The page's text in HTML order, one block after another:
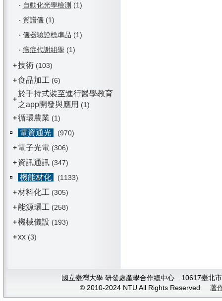
‧ 自動化光學檢測 (1)
‧ 質譜儀(1)
‧ 儀器驗證標準品 (1)
‧ 癌症代謝組學(1)
+技術(103)
+食品加工 (6)
+
於手持式裝至進行醫學教育
之app開發與應用 (1)
+循環農業 (1)
電資通光
(970)
+ 電子光電 (306)
+ 資訊通訊(347)
機能材化
(1133)
+材料化工 (305)
+能源環工 (258)
+機械儀設 (193)
+xx(3)
國立臺灣大學 研發處產學合作總中心 10617臺
© 2010-2024 NTU All Rights Reserved 著